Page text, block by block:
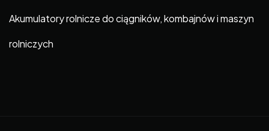
Akumulatory rolnicze do ciągników, kombajnów i maszyn
rolniczych